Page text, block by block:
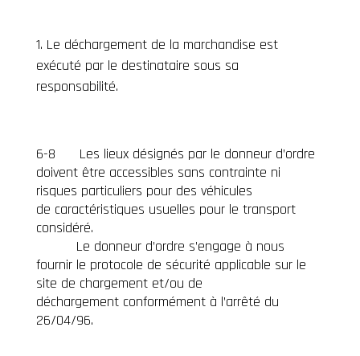
Le déchargement de la marchandise est
exécuté par le destinataire sous sa
responsabilité.
6-8 Les lieux désignés par le donneur d’ordre
doivent être accessibles sans contrainte ni
risques particuliers pour des véhicules
de caractéristiques usuelles pour le transport
considéré.
Le donneur d’ordre s’engage à nous
fournir le protocole de sécurité applicable sur le
site de chargement et/ou de
déchargement conformément à l’arrêté du
26/04/96.